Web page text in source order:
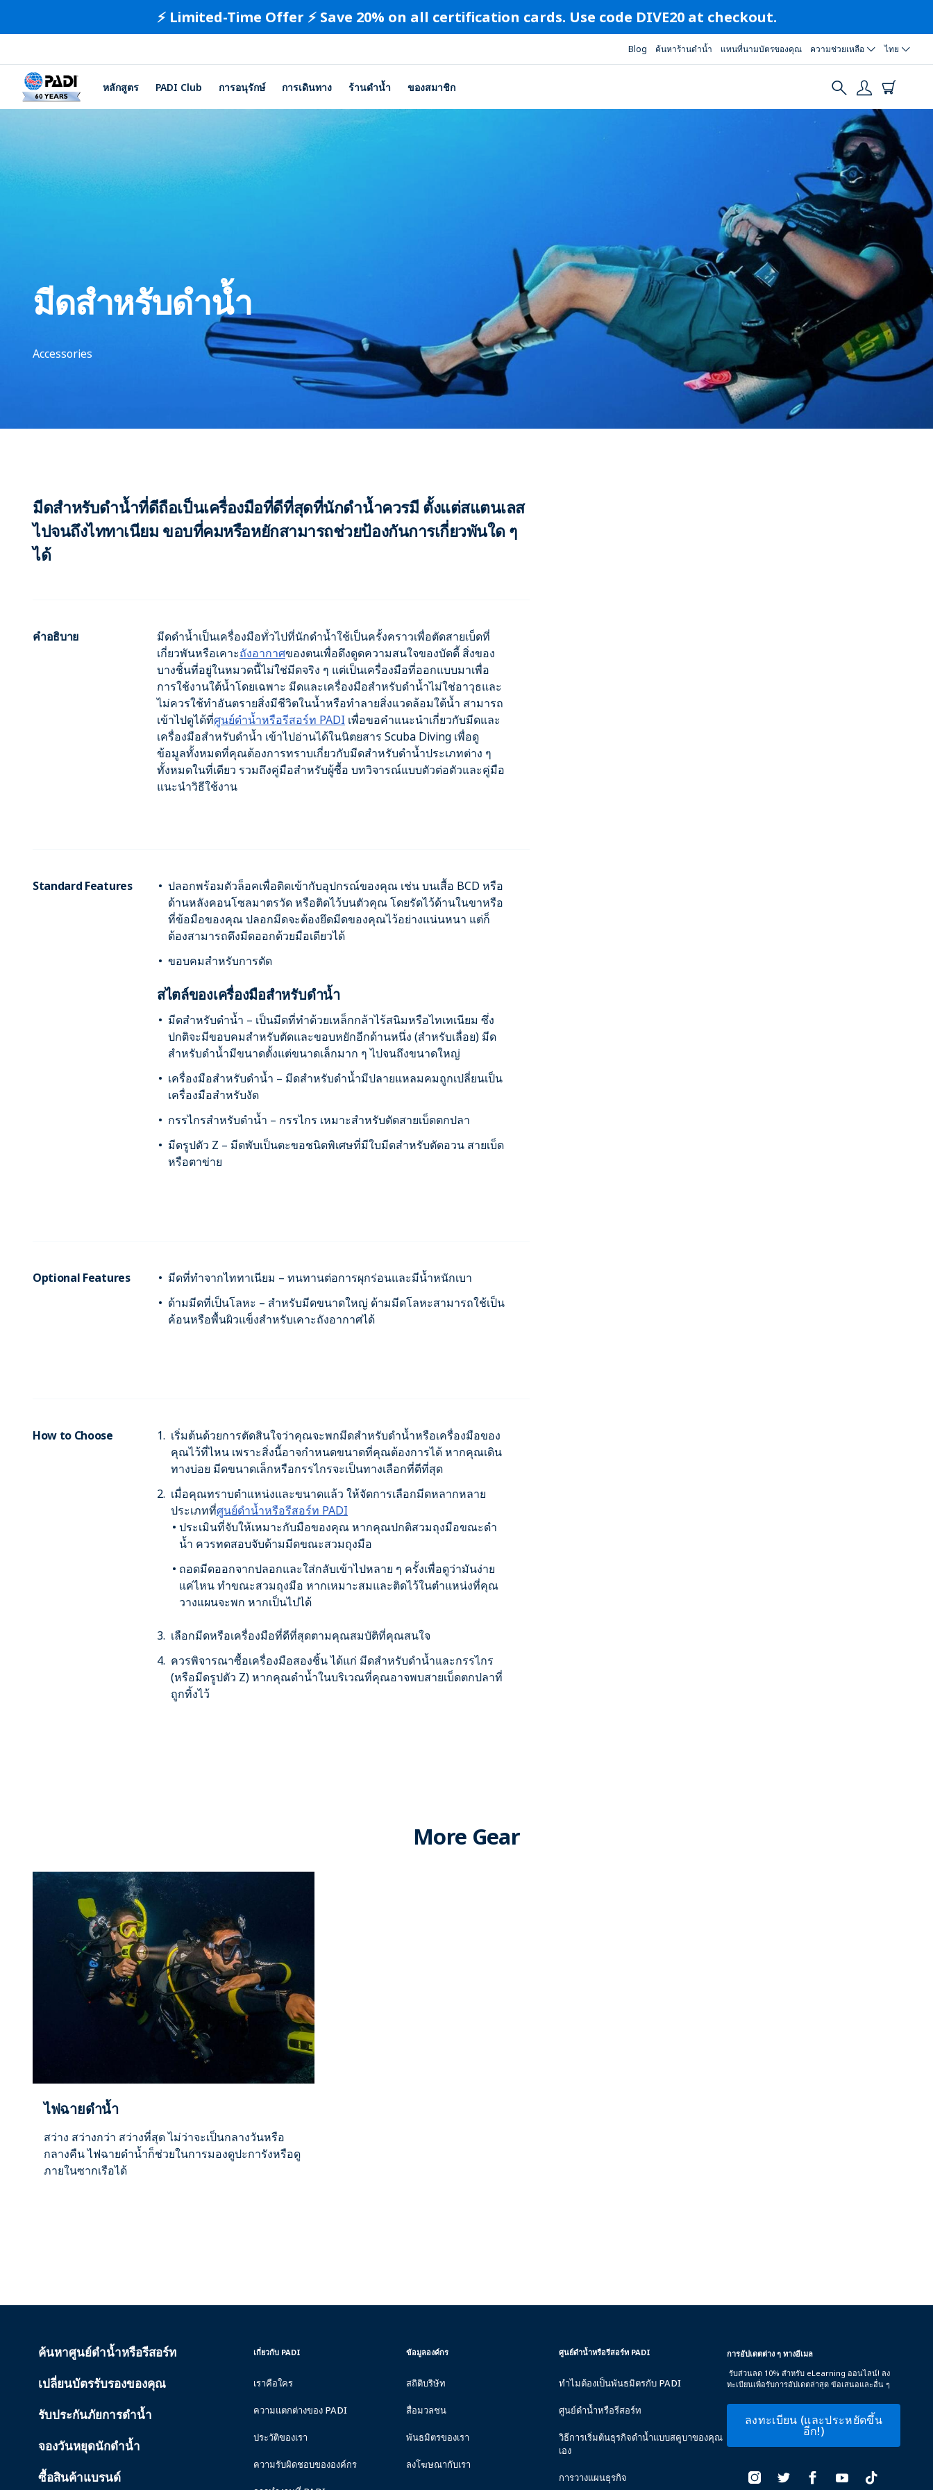
⚡️ Limited-Time Offer ⚡️ Save 20% on all certification cards. Use code DIVE20 at checkout.
Blog ค้นหาร้านดำน้ำ แทนที่นามบัตรของคุณ ความช่วยเหลือ ไทย
หลักสูตร PADI Club การอนุรักษ์ การเดินทาง ร้านดำน้ำ ของสมาชิก
มีดสำหรับดำน้ำ
Accessories
มีดสำหรับดำน้ำที่ดีถือเป็นเครื่องมือที่ดีที่สุดที่นักดำน้ำควรมี ตั้งแต่สแตนเลส
ไปจนถึงไททาเนียม ขอบที่คมหรือหยักสามารถช่วยป้องกันการเกี่ยวพันใด ๆ
ได้
คำอธิบาย
มีดดำน้ำเป็นเครื่องมือทั่วไปที่นักดำน้ำใช้เป็นครั้งคราวเพื่อตัดสายเบ็ดที่
เกี่ยวพันหรือเคาะถังอากาศของตนเพื่อดึงดูดความสนใจของบัดดี้ สิ่งของ
บางชิ้นที่อยู่ในหมวดนี้ไม่ใช่มีดจริง ๆ แต่เป็นเครื่องมือที่ออกแบบมาเพื่อ
การใช้งานใต้น้ำโดยเฉพาะ มีดและเครื่องมือสำหรับดำน้ำไม่ใช่อาวุธและ
ไม่ควรใช้ทำอันตรายสิ่งมีชีวิตในน้ำหรือทำลายสิ่งแวดล้อมใต้น้ำ สามารถ
เข้าไปดูได้ที่ศูนย์ดำน้ำหรือรีสอร์ท PADI เพื่อขอคำแนะนำเกี่ยวกับมีดและ
เครื่องมือสำหรับดำน้ำ เข้าไปอ่านได้ในนิตยสาร Scuba Diving เพื่อดู
ข้อมูลทั้งหมดที่คุณต้องการทราบเกี่ยวกับมีดสำหรับดำน้ำประเภทต่าง ๆ
ทั้งหมดในที่เดียว รวมถึงคู่มือสำหรับผู้ซื้อ บทวิจารณ์แบบตัวต่อตัวและคู่มือ
แนะนำวิธีใช้งาน
Standard Features
ปลอกพร้อมตัวล็อคเพื่อติดเข้ากับอุปกรณ์ของคุณ เช่น บนเสื้อ BCD หรือ
ด้านหลังคอนโซลมาตรวัด หรือติดไว้บนตัวคุณ โดยรัดไว้ด้านในขาหรือ
ที่ข้อมือของคุณ ปลอกมีดจะต้องยึดมีดของคุณไว้อย่างแน่นหนา แต่ก็
ต้องสามารถดึงมีดออกด้วยมือเดียวได้
ขอบคมสำหรับการตัด
สไตล์ของเครื่องมือสำหรับดำน้ำ
มีดสำหรับดำน้ำ – เป็นมีดที่ทำด้วยเหล็กกล้าไร้สนิมหรือไทเทเนียม ซึ่ง
ปกติจะมีขอบคมสำหรับตัดและขอบหยักอีกด้านหนึ่ง (สำหรับเลื่อย) มีด
สำหรับดำน้ำมีขนาดตั้งแต่ขนาดเล็กมาก ๆ ไปจนถึงขนาดใหญ่
เครื่องมือสำหรับดำน้ำ – มีดสำหรับดำน้ำมีปลายแหลมคมถูกเปลี่ยนเป็น
เครื่องมือสำหรับงัด
กรรไกรสำหรับดำน้ำ – กรรไกร เหมาะสำหรับตัดสายเบ็ดตกปลา
มีดรูปตัว Z – มีดพับเป็นตะขอชนิดพิเศษที่มีใบมีดสำหรับตัดอวน สายเบ็ด
หรือตาข่าย
Optional Features
มีดที่ทำจากไททาเนียม – ทนทานต่อการผุกร่อนและมีน้ำหนักเบา
ด้ามมีดที่เป็นโลหะ – สำหรับมีดขนาดใหญ่ ด้ามมีดโลหะสามารถใช้เป็น
ค้อนหรือพื้นผิวแข็งสำหรับเคาะถังอากาศได้
How to Choose
เริ่มต้นด้วยการตัดสินใจว่าคุณจะพกมีดสำหรับดำน้ำหรือเครื่องมือของ
คุณไว้ที่ไหน เพราะสิ่งนี้อาจกำหนดขนาดที่คุณต้องการได้ หากคุณเดิน
ทางบ่อย มีดขนาดเล็กหรือกรรไกรจะเป็นทางเลือกที่ดีที่สุด
เมื่อคุณทราบตำแหน่งและขนาดแล้ว ให้จัดการเลือกมีดหลากหลาย
ประเภทที่ศูนย์ดำน้ำหรือรีสอร์ท PADI
ประเมินที่จับให้เหมาะกับมือของคุณ หากคุณปกติสวมถุงมือขณะดำ
น้ำ ควรทดสอบจับด้ามมีดขณะสวมถุงมือ
ถอดมีดออกจากปลอกและใส่กลับเข้าไปหลาย ๆ ครั้งเพื่อดูว่ามันง่าย
แค่ไหน ทำขณะสวมถุงมือ หากเหมาะสมและติดไว้ในตำแหน่งที่คุณ
วางแผนจะพก หากเป็นไปได้
เลือกมีดหรือเครื่องมือที่ดีที่สุดตามคุณสมบัติที่คุณสนใจ
ควรพิจารณาซื้อเครื่องมือสองชิ้น ได้แก่ มีดสำหรับดำน้ำและกรรไกร
(หรือมีดรูปตัว Z) หากคุณดำน้ำในบริเวณที่คุณอาจพบสายเบ็ดตกปลาที่
ถูกทิ้งไว้
More Gear
ไฟฉายดำน้ำ
สว่าง สว่างกว่า สว่างที่สุด ไม่ว่าจะเป็นกลางวันหรือ
กลางคืน ไฟฉายดำน้ำก็ช่วยในการมองดูปะการังหรือดู
ภายในซากเรือได้
การอัปเดตต่าง ๆ ทางอีเมล
รับส่วนลด 10% สำหรับ eLearning ออนไลน์! ลง
ทะเบียนเพื่อรับการอัปเดตล่าสุด ข้อเสนอและอื่น ๆ
ลงทะเบียน (และประหยัดขึ้น
อีก!)
PADI
ค้นหาศูนย์ดำน้ำหรือรีสอร์ท
เปลี่ยนบัตรรับรองของคุณ
รับประกันภัยการดำน้ำ
จองวันหยุดนักดำน้ำ
ซื้อสินค้าแบรนด์
INSIDE
เกี่ยวกับ PADI
เราคือใคร
ความแตกต่างของ PADI
ประวัติของเรา
ความรับผิดชอบขององค์กร
CORPORATE
ข้อมูลองค์กร
สถิติบริษัท
สื่อมวลชน
พันธมิตรของเรา
ลงโฆษณากับเรา
PADI
&
ศูนย์ดำน้ำหรือรีสอร์ท PADI
ทำไมต้องเป็นพันธมิตรกับ PADI
ศูนย์ดำน้ำหรือรีสอร์ท
วิธีการเริ่มต้นธุรกิจดำน้ำแบบสคูบาของคุณ
เอง
การวางแผนธุรกิจ